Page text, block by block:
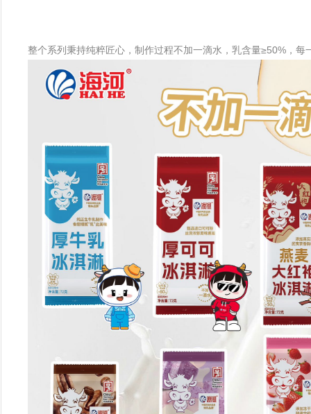
整个系列秉持纯粹匠心，制作过程不加一滴水，乳含量≥50%，